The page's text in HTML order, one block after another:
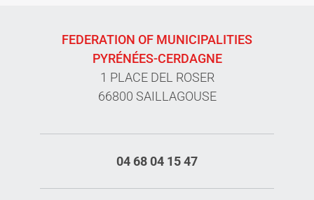
FEDERATION OF MUNICIPALITIES
PYRÉNÉES-CERDAGNE
1 PLACE DEL ROSER
66800 SAILLAGOUSE
04 68 04 15 47